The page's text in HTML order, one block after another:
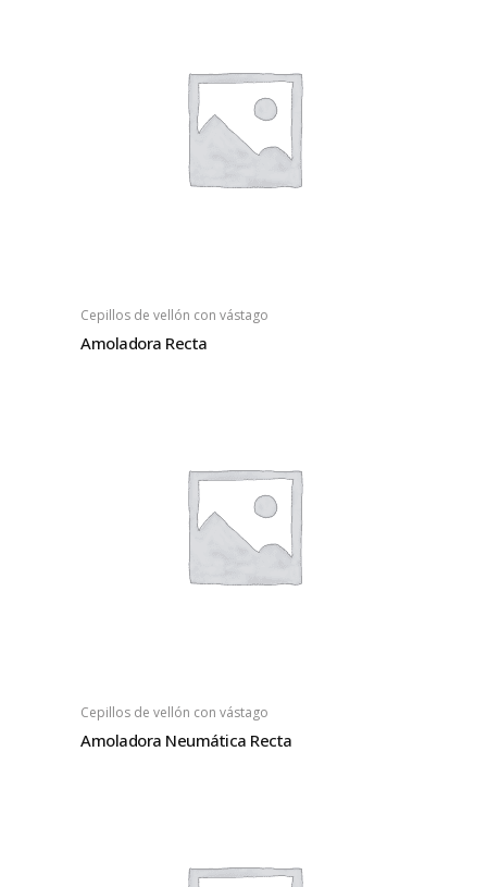
Cepillos de vellón con vástago
Amoladora Recta
Cepillos de vellón con vástago
Amoladora Neumática Recta